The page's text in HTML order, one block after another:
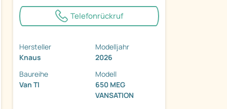
Telefonrückruf
Hersteller
Knaus
Modelljahr
2026
Baureihe
Van TI
Modell
650 MEG
VANSATION